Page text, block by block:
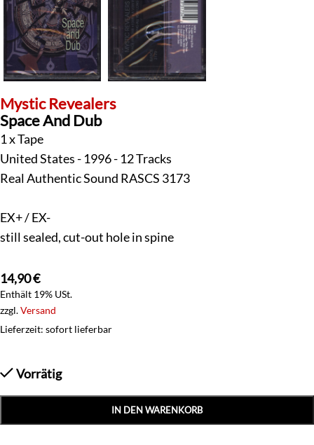
Mystic Revealers
Space And Dub
1 x Tape
United States - 1996 - 12 Tracks
Real Authentic Sound RASCS 3173
EX+ / EX-
still sealed, cut-out hole in spine
14,90€
Enthält 19% USt.
zzgl.Versand
Lieferzeit: sofort lieferbar
Vorrätig
IN DEN WARENKORB